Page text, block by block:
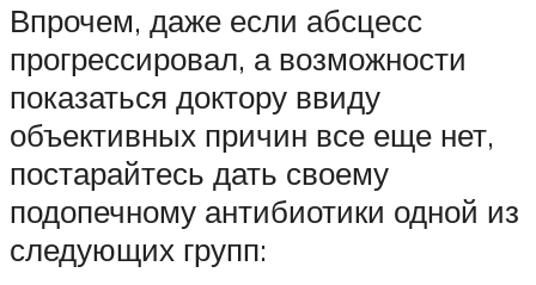
Впрочем, даже если абсцесс
прогрессировал, а возможности
показаться доктору ввиду
объективных причин все еще нет,
постарайтесь дать своему
подопечному антибиотики одной из
следующих групп: